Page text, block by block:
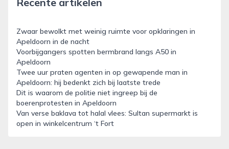
Zwaar bewolkt met weinig ruimte voor opklaringen in
Apeldoorn in de nacht
Voorbijgangers spotten bermbrand langs A50 in
Apeldoorn
Twee uur praten agenten in op gewapende man in
Apeldoorn: hij bedenkt zich bij laatste trede
Dit is waarom de politie niet ingreep bij de
boerenprotesten in Apeldoorn
Van verse baklava tot halal vlees: Sultan supermarkt is
open in winkelcentrum ‘t Fort